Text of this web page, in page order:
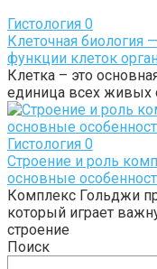
Гистология 0
Клеточная биология
функции клеток
Клетка – это
единица всех живых
Гистология 0
Строение и роль
основные
Комплекс Гольджи
который играет
строение
Поиск